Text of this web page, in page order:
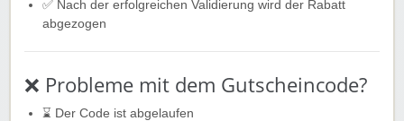
✅ Nach der erfolgreichen Validierung wird der Rabatt
abgezogen
❌ Probleme mit dem Gutscheincode?
⌛ Der Code ist abgelaufen